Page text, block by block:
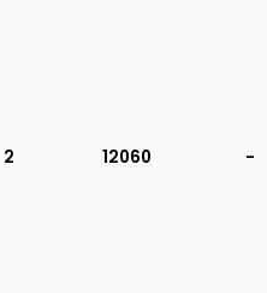
2 12060 -